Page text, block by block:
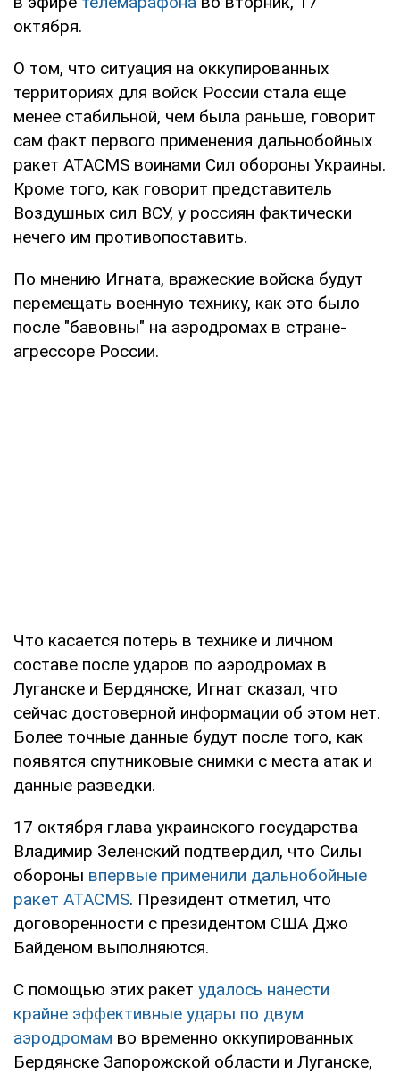
октября.
О том, что ситуация на оккупированных
территориях для войск России стала еще
менее стабильной, чем была раньше, говорит
сам факт первого применения дальнобойных
ракет ATACMS воинами Сил обороны Украины.
Кроме того, как говорит представитель
Воздушных сил ВСУ, у россиян фактически
нечего им противопоставить.
По мнению Игната, вражеские войска будут
перемещать военную технику, как это было
после "бавовны" на аэродромах в стране-
агрессоре России.
Что касается потерь в технике и личном
составе после ударов по аэродромах в
Луганске и Бердянске, Игнат сказал, что
сейчас достоверной информации об этом нет.
Более точные данные будут после того, как
появятся спутниковые снимки с места атак и
данные разведки.
17 октября глава украинского государства
Владимир Зеленский подтвердил, что Силы
обороны впервые применили дальнобойные
ракет ATACMS. Президент отметил, что
договоренности с президентом США Джо
Байденом выполняются.
С помощью этих ракет удалось нанести
крайне эффективные удары по двум
аэродромам во временно оккупированных
Бердянске Запорожской области и Луганске,